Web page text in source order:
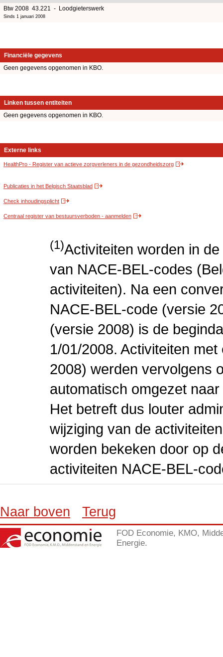
Btw 2008 43.221 - Loodgieterswerk
Sinds 1 januari 2008
Financiële gegevens
Geen gegevens opgenomen in KBO.
Linken tussen entiteiten
Geen gegevens opgenomen in KBO.
Externe links
HealthPro - Register van actieve zorgverleners in de gezondheidszorg
Publicaties in het Belgisch Staatsblad
Check inhoudingsplicht
Centraal register van bestuursverboden - aanmelden
(1)Activiteiten worden in
van NACE-BEL-codes
activiteiten). Na een
NACE-BEL-code (versie
(versie 2008) is de
1/01/2008. Activiteiten
2008) werden vervolgens
automatisch omgezet
Het betreft dus louter
wijziging van de
worden bekeken door op
activiteiten NACE-BEL-
Naar boven Terug
FOD Economie, KMO,
Energie.